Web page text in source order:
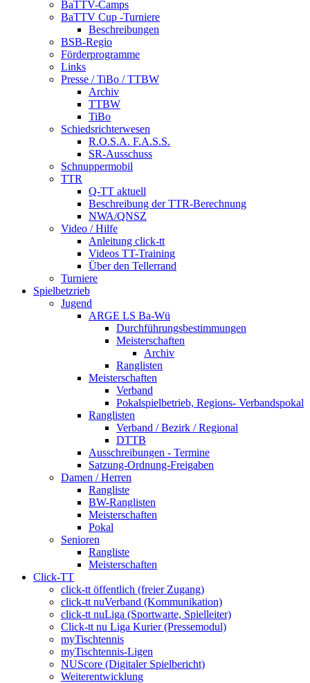
BaTTV-Camps
BaTTV Cup -Turniere
Beschreibungen
BSB-Regio
Förderprogramme
Links
Presse / TiBo / TTBW
Archiv
TTBW
TiBo
Schiedsrichterwesen
R.O.S.A. F.A.S.S.
SR-Ausschuss
Schnuppermobil
TTR
Q-TT aktuell
Beschreibung der TTR-Berechnung
NWA/QNSZ
Video / Hilfe
Anleitung click-tt
Videos TT-Training
Über den Tellerrand
Turniere
Spielbetzrieb
Jugend
ARGE LS Ba-Wü
Durchführungsbestimmungen
Meisterschaften
Archiv
Ranglisten
Meisterschaften
Verband
Pokalspielbetrieb, Regions- Verbandspokal
Ranglisten
Verband / Bezirk / Regional
DTTB
Ausschreibungen - Termine
Satzung-Ordnung-Freigaben
Damen / Herren
Rangliste
BW-Ranglisten
Meisterschaften
Pokal
Senioren
Rangliste
Meisterschaften
Click-TT
click-tt öffentlich (freier Zugang)
click-tt nuVerband (Kommunikation)
click-tt nuLiga (Sportwarte, Spielleiter)
Click-tt nu Liga Kurier (Pressemodul)
myTischtennis
myTischtennis-Ligen
NUScore (Digitaler Spielbericht)
Weiterentwicklung